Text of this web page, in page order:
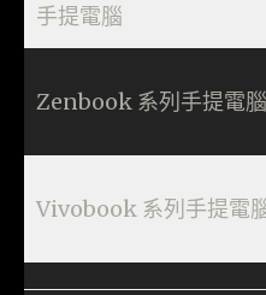
手提電腦
Zenbook 系列手提電腦
Vivobook 系列手提電